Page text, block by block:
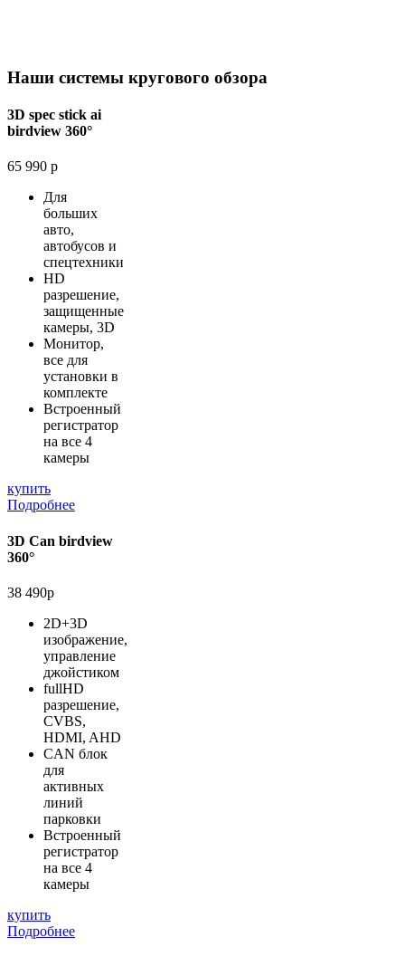
Наши системы кругового обзора
3D spec stick ai
birdview 360°
65 990 р
Для
больших
авто,
автобусов и
спецтехники
HD
разрешение,
защищенные
камеры, 3D
Монитор,
все для
установки в
комплекте
Встроенный
регистратор
на все 4
камеры
купить
Подробнее
3D Can birdview
360°
38 490р
2D+3D
изображение,
управление
джойстиком
fullHD
разрешение,
CVBS,
HDMI, AHD
CAN блок
для
активных
линий
парковки
Встроенный
регистратор
на все 4
камеры
купить
Подробнее